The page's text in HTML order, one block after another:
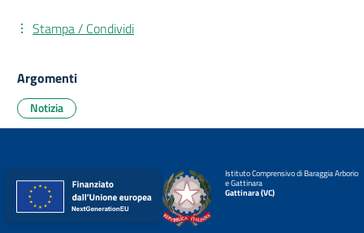
Stampa / Condividi
Argomenti
Notizia
Istituto Comprensivo di Baraggia Arborio
e Gattinara
Gattinara (VC)